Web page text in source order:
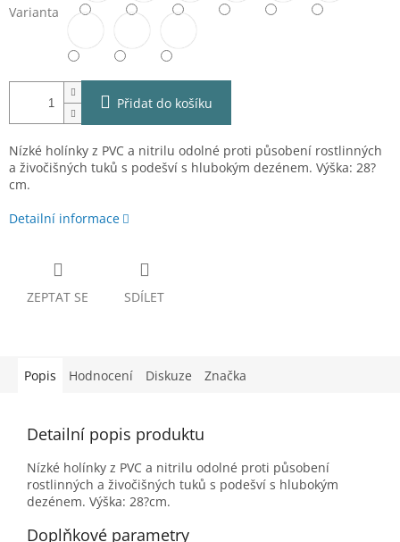
Varianta
Přidat do košíku
Nízké holínky z PVC a nitrilu odolné proti působení rostlinných
a živočišných tuků s podešví s hlubokým dezénem. Výška: 28?
cm.
Detailní informace
ZEPTAT SE SDÍLET
Popis Hodnocení Diskuze Značka
Detailní popis produktu
Nízké holínky z PVC a nitrilu odolné proti působení
rostlinných a živočišných tuků s podešví s hlubokým
dezénem. Výška: 28?cm.
Doplňkové parametry